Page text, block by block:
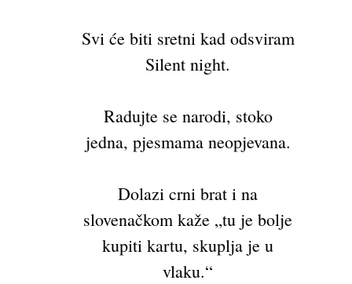
Svi će biti sretni kad odsviram
Silent night.
Radujte se narodi, stoko
jedna, pjesmama neopjevana.
Dolazi crni brat i na
slovenačkom kaže „tu je bolje
kupiti kartu, skuplja je u
vlaku.“